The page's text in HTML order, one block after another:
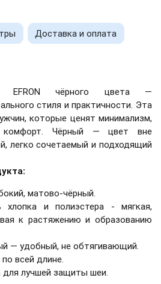
Доставка и оплата
EFRON чёрного цвета —
стиля и практичности. Эта
которые ценят минимализм,
комфорт. Чёрный — цвет вне
легко сочетаемый и подходящий
матово-чёрный.
и полиэстера - мягкая,
к растяжению и образованию
— удобный, не обтягивающий.
всей длине.
лучшей защиты шеи.